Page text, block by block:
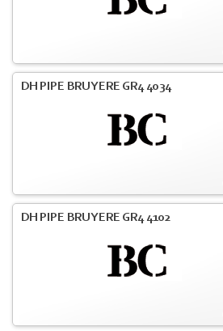
DH PIPE BRUYERE GR4 4034
DH PIPE BRUYERE GR4 4102